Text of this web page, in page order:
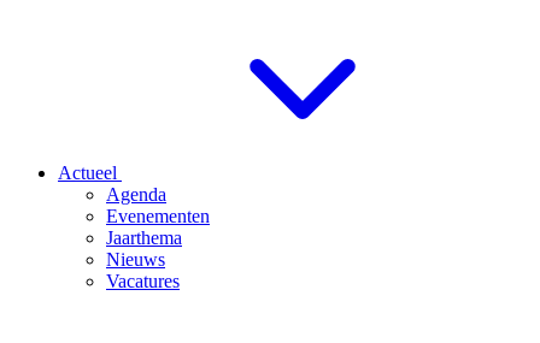
Actueel
Agenda
Evenementen
Jaarthema
Nieuws
Vacatures